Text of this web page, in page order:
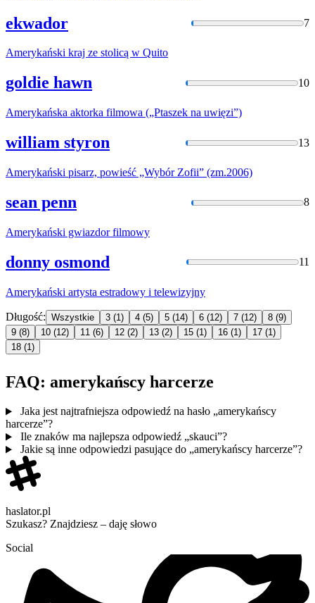
ekwador 7
Amerykański kraj ze stolicą w Quito
goldie hawn 10
Amerykańska aktorka filmowa („Ptaszek na uwięzi”)
william styron 13
Amerykański pisarz, powieść „Wybór Zofii” (zm.2006)
sean penn 8
Amerykański gwiazdor filmowy
donny osmond 11
Amerykański artysta estradowy i telewizyjny
Długość: Wszystkie 3 (1) 4 (5) 5 (14) 6 (12) 7 (12) 8 (9)
9 (8) 10 (12) 11 (6) 12 (2) 13 (2) 15 (1) 16 (1) 17 (1)
18 (1)
FAQ: amerykańscy harcerze
Jaka jest najtrafniejsza odpowiedź na hasło „amerykańscy
harcerze”?
Ile znaków ma najlepsza odpowiedź „skauci”?
Jakie są inne odpowiedzi pasujące do „amerykańscy harcerze”?
haslator.pl
Szukasz? Znajdziesz – daję słowo
Social